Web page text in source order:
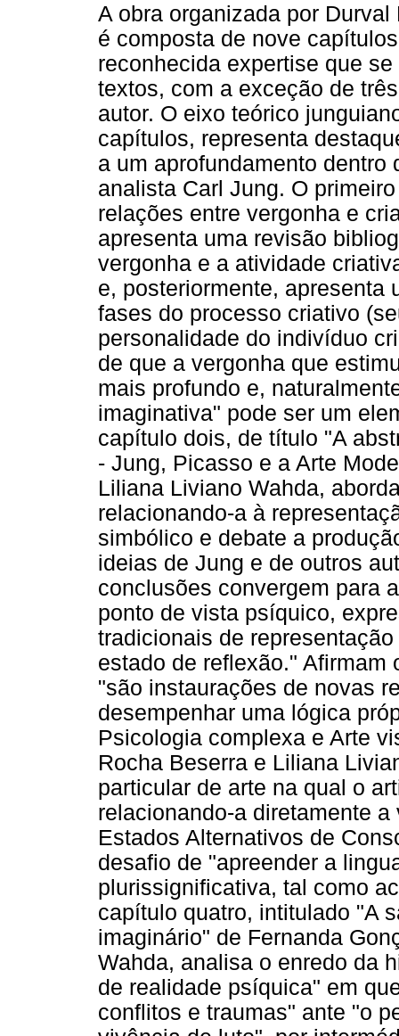
A obra organizada por
é composta de nove
reconhecida expertise que
textos, com a exceção de
autor. O eixo teórico
capítulos, representa
a um aprofundamento dentro
analista Carl Jung. O
relações entre vergonha e
apresenta uma revisão
vergonha e a atividade
e, posteriormente, apresenta
fases do processo criativo
personalidade do indivíduo
de que a vergonha que
mais profundo e,
imaginativa" pode ser um
capítulo dois, de título "A
- Jung, Picasso e a Arte
Liliana Liviano Wahda,
relacionando-a à
simbólico e debate a
ideias de Jung e de outros
conclusões convergem para
ponto de vista psíquico,
tradicionais de
estado de reflexão." Afirmam
"são instaurações de novas
desempenhar uma lógica
Psicologia complexa e Arte
Rocha Beserra e Liliana
particular de arte na qual o
relacionando-a diretamente
Estados Alternativos de
desafio de "apreender a
plurissignificativa, tal como
capítulo quatro, intitulado "A
imaginário" de Fernanda
Wahda, analisa o enredo da
de realidade psíquica" em
conflitos e traumas" ante "o